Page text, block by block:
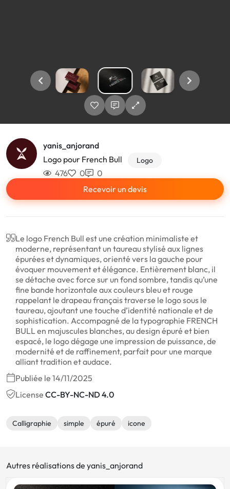
yanis_anjorand
Logo pour French Bull
Logo
476 0
0
Recevoir un devis
Le logo French Bull est une création minimaliste et
moderne, représentant un taureau stylisé aux lignes
épurées et dynamiques, orienté vers la gauche pour
évoquer mouvement et élégance. Entièrement blanc, il
se détache avec force sur un fond sombre, tandis qu’une
fine bande horizontale aux couleurs bleu et rouge
rappelant le drapeau français traverse le logo sous le
taureau, ajoutant une touche d’identité nationale et de
sophistication. Accompagné de la typographie FRENCH
BULL en majuscules blanches, au design épuré et bien
espacé, le logo dégage une impression de puissance, de
modernité et de raffinement, parfait pour une marque
alliant tradition et audace.
Publiée le 14/11/2025
License CC-BY-NC-ND 4.0
Calligraphie simple épuré icone
Autres réalisations de yanis_anjorand